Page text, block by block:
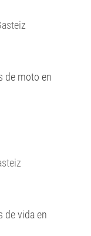
de moto en
de vida en